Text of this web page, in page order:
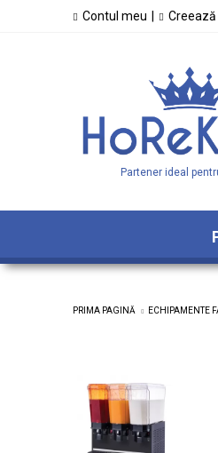
Contul meu
Partener ideal
PRIMA PAGINĂ ECHIPAMENTE